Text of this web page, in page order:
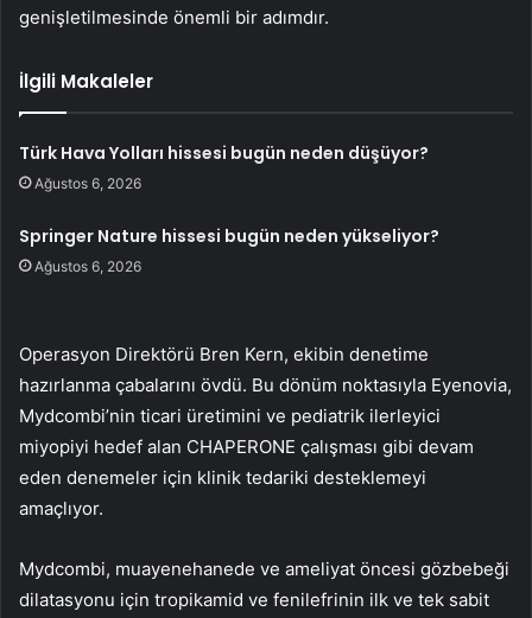
genişletilmesinde önemli bir adımdır.
İlgili Makaleler
Türk Hava Yolları hissesi bugün neden düşüyor?
Ağustos 6, 2026
Springer Nature hissesi bugün neden yükseliyor?
Ağustos 6, 2026
Operasyon Direktörü Bren Kern, ekibin denetime
hazırlanma çabalarını övdü. Bu dönüm noktasıyla Eyenovia,
Mydcombi’nin ticari üretimini ve pediatrik ilerleyici
miyopiyi hedef alan CHAPERONE çalışması gibi devam
eden denemeler için klinik tedariki desteklemeyi
amaçlıyor.
Mydcombi, muayenehanede ve ameliyat öncesi gözbebeği
dilatasyonu için tropikamid ve fenilefrinin ilk ve tek sabit